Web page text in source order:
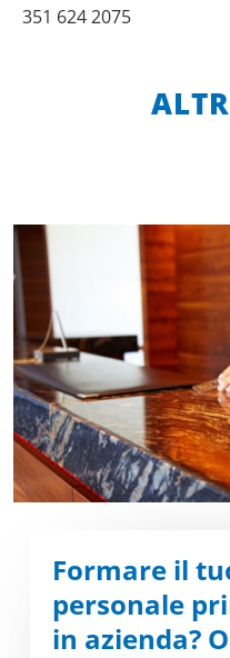
351 624 2075
Formare il
personale
in azienda?